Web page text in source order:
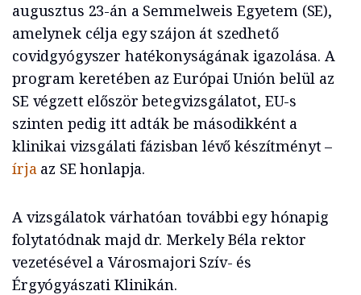
augusztus 23-án a Semmelweis Egyetem (SE),
amelynek célja egy szájon át szedhető
covidgyógyszer hatékonyságának igazolása. A
program keretében az Európai Unión belül az
SE végzett először betegvizsgálatot, EU-s
szinten pedig itt adták be másodikként a
klinikai vizsgálati fázisban lévő készítményt –
írjaaz SE honlapja.
A vizsgálatok várhatóan további egy hónapig
folytatódnak majd dr. Merkely Béla rektor
vezetésével a Városmajori Szív- és
Érgyógyászati Klinikán.